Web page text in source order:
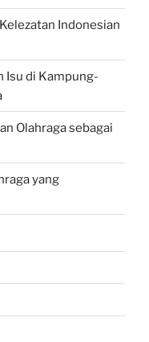
Indonesian
Isu di Kampung-
Olahraga sebagai
yang